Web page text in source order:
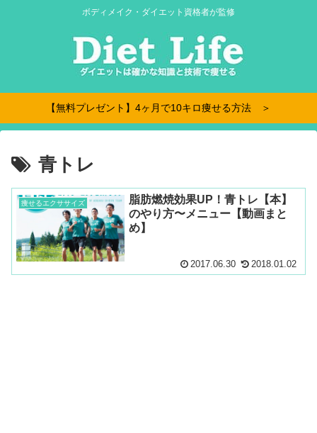
ボディメイク・ダイエット資格者が監修
【無料プレゼント】4ヶ月で10キロ痩せる方法 ＞
青トレ
痩せるエクササイズ
脂肪燃焼効果UP！青トレ【本】
のやり方〜メニュー【動画まと
め】
2017.06.30 2018.01.02